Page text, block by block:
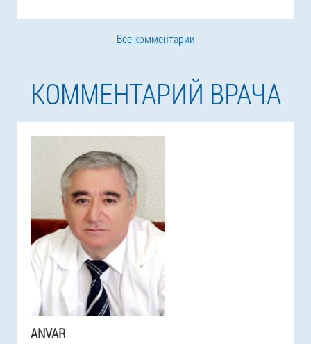
Все комментарии
КОММЕНТАРИЙ ВРАЧА
ANVAR